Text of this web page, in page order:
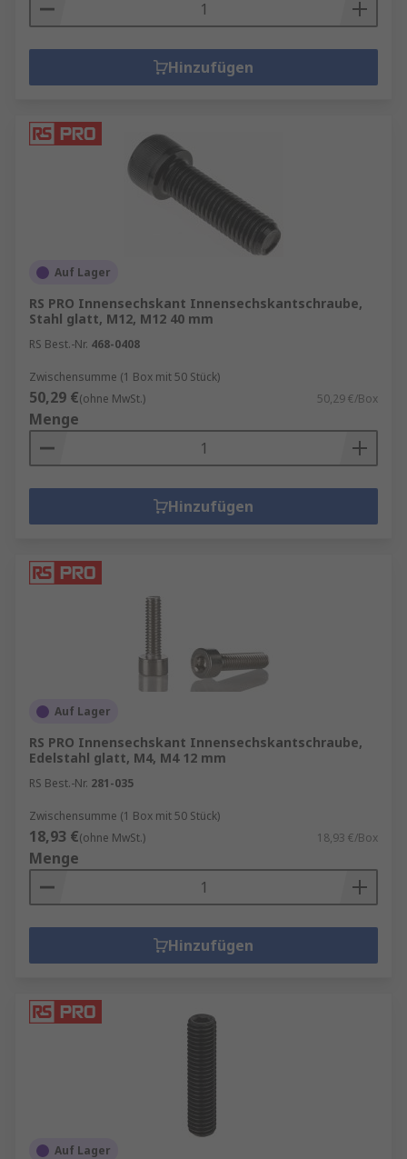
Hinzufügen
Auf Lager
RS PRO Innensechskant Innensechskantschraube,
Stahl glatt, M12, M12 40 mm
RS Best.-Nr. 468-0408
Zwischensumme (1 Box mit 50 Stück)
50,29 €(ohne MwSt.) 50,29 €/Box
Menge
Hinzufügen
Auf Lager
RS PRO Innensechskant Innensechskantschraube,
Edelstahl glatt, M4, M4 12 mm
RS Best.-Nr. 281-035
Zwischensumme (1 Box mit 50 Stück)
18,93 €(ohne MwSt.) 18,93 €/Box
Menge
Hinzufügen
Auf Lager